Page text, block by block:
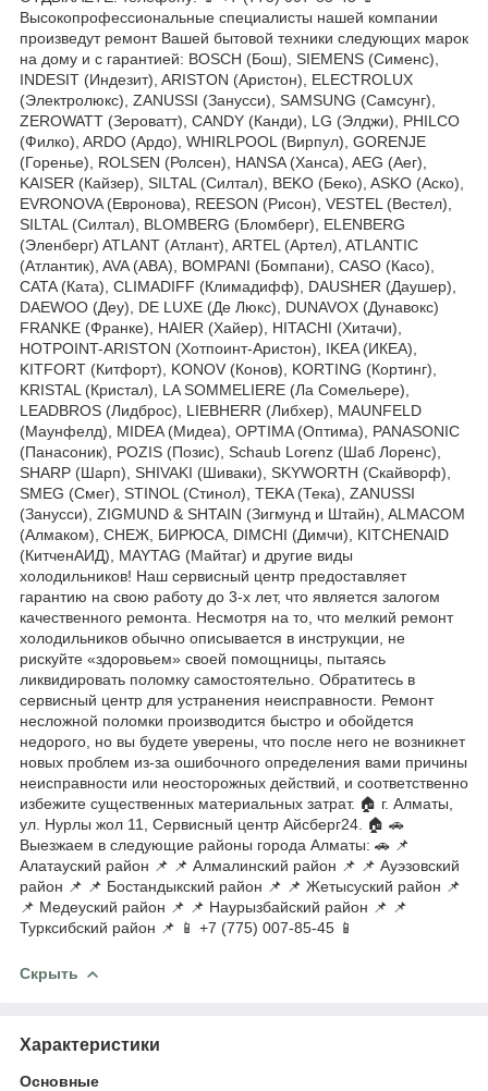
Высокопрофессиональные специалисты нашей компании
произведут ремонт Вашей бытовой техники следующих марок
на дому и с гарантией: BOSCH (Бош), SIEMENS (Сименс),
INDESIT (Индезит), ARISTON (Аристон), ELECTROLUX
(Электролюкс), ZANUSSI (Занусси), SAMSUNG (Самсунг),
ZEROWATT (Зероватт), CANDY (Канди), LG (Элджи), PHILCO
(Филко), ARDO (Ардо), WHIRLPOOL (Вирпул), GORENJE
(Горенье), ROLSEN (Ролсен), HANSA (Ханса), AEG (Аег),
KAISER (Кайзер), SILTAL (Силтал), BEKO (Беко), ASKO (Аско),
EVRONOVA (Евронова), REESON (Рисон), VESTEL (Вестел),
SILTAL (Силтал), BLOMBERG (Бломберг), ELENBERG
(Эленберг) ATLANT (Атлант), ARTEL (Артел), ATLANTIC
(Атлантик), AVA (АВА), BOMPANI (Бомпани), CASO (Касо),
CATA (Ката), CLIMADIFF (Климадифф), DAUSHER (Даушер),
DAEWOO (Деу), DE LUXE (Де Люкс), DUNAVOX (Дунавокс)
FRANKE (Франке), HAIER (Хайер), HITACHI (Хитачи),
HOTPOINT-ARISTON (Хотпоинт-Аристон), IKEA (ИКЕА),
KITFORT (Китфорт), KONOV (Конов), KORTING (Кортинг),
KRISTAL (Кристал), LA SOMMELIERE (Ла Сомельере),
LEADBROS (Лидброс), LIEBHERR (Либхер), MAUNFELD
(Маунфелд), MIDEA (Мидеа), OPTIMA (Оптима), PANASONIC
(Панасоник), POZIS (Позис), Schaub Lorenz (Шаб Лоренс),
SHARP (Шарп), SHIVAKI (Шиваки), SKYWORTH (Скайворф),
SMEG (Смег), STINOL (Стинол), TEKA (Тека), ZANUSSI
(Занусси), ZIGMUND & SHTAIN (Зигмунд и Штайн), ALMACOM
(Алмаком), СНЕЖ, БИРЮСА, DIMCHI (Димчи), KITCHENAID
(КитченАИД), MAYTAG (Майтаг) и другие виды
холодильников! Наш сервисный центр предоставляет
гарантию на свою работу до 3-х лет, что является залогом
качественного ремонта. Несмотря на то, что мелкий ремонт
холодильников обычно описывается в инструкции, не
рискуйте «здоровьем» своей помощницы, пытаясь
ликвидировать поломку самостоятельно. Обратитесь в
сервисный центр для устранения неисправности. Ремонт
несложной поломки производится быстро и обойдется
недорого, но вы будете уверены, что после него не возникнет
новых проблем из-за ошибочного определения вами причины
неисправности или неосторожных действий, и соответственно
избежите существенных материальных затрат. 🏠 г. Алматы,
ул. Нурлы жол 11, Сервисный центр Айсберг24. 🏠 🚗
Выезжаем в следующие районы города Алматы: 🚗 📌
Алатауский район 📌 📌 Алмалинский район 📌 📌 Ауэзовский
район 📌 📌 Бостандыкский район 📌 📌 Жетысуский район 📌
📌 Медеуский район 📌 📌 Наурызбайский район 📌 📌
Турксибский район 📌 📱 +7 (775) 007-85-45 📱
Скрыть
Характеристики
Основные